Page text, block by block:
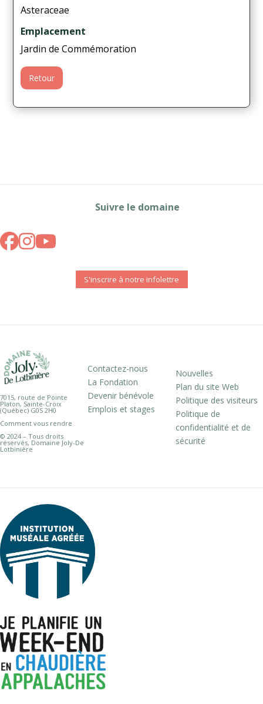
Asteraceae
Emplacement
Jardin de Commémoration
Retour
Suivre le domaine
S'inscrire à notre infolettre
7015, route de Pointe
Platon, Sainte-Croix
(Québec) G0S 2H0
Comment vous rendre
© 2024 – Tous droits
réservés, Domaine Joly-De
Lotbinière
Contactez-nous
La Fondation
Devenir bénévole
Emplois et stages
Nouvelles
Plan du site Web
Politique des visiteurs
Politique de
confidentialité et de
sécurité